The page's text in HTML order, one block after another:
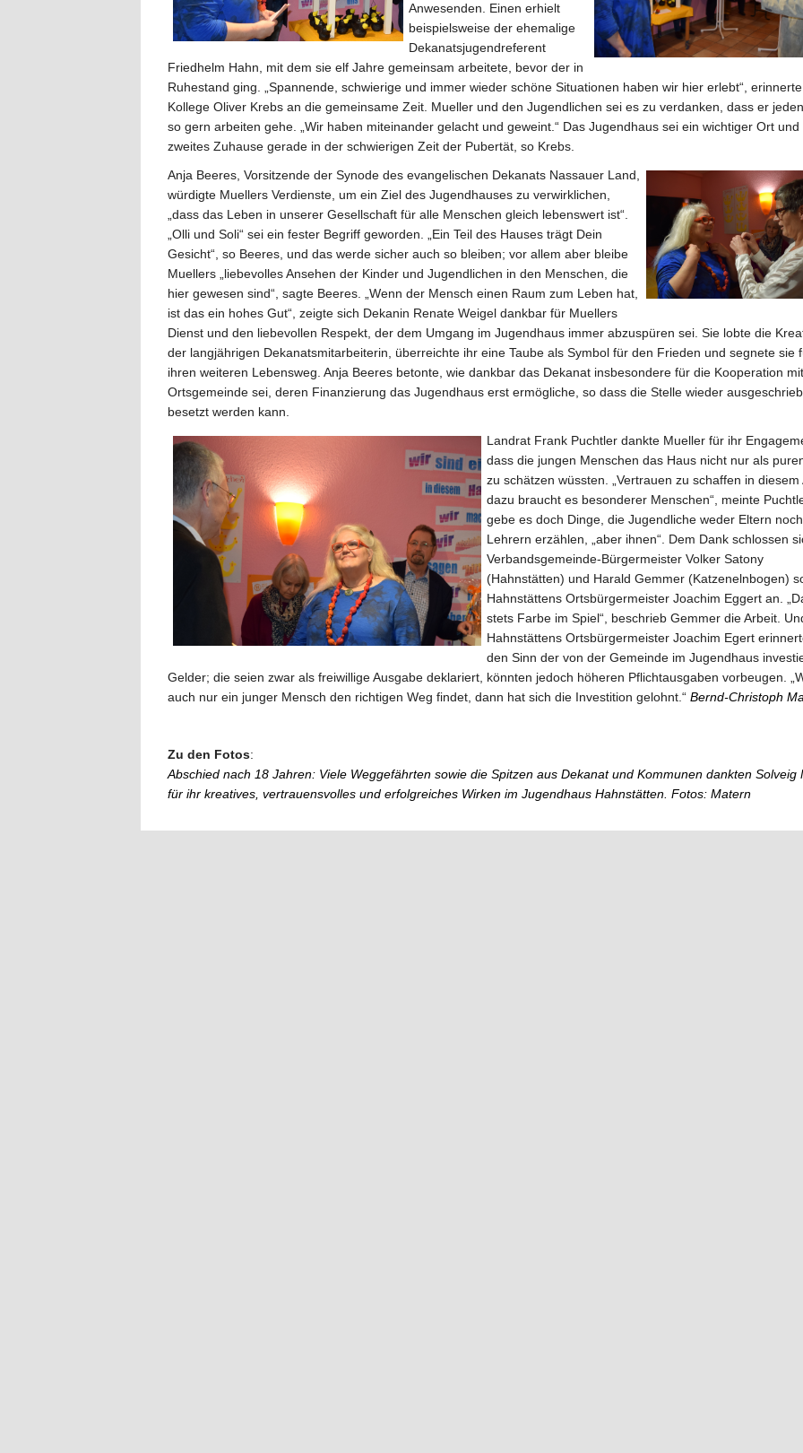
Anwesenden. Einen erhielt
beispielsweise der ehemalige
Dekanatsjugendreferent
Friedhelm Hahn, mit dem sie elf Jahre gemeinsam arbeitete, bevor der in
Ruhestand ging. „Spannende, schwierige und immer wieder schöne Situationen haben wir hier erlebt“,
Kollege Oliver Krebs an die gemeinsame Zeit. Mueller und den Jugendlichen sei es zu verdanken, dass er
so gern arbeiten gehe. „Wir haben miteinander gelacht und geweint.“ Das Jugendhaus sei ein wichtiger Ort und
zweites Zuhause gerade in der schwierigen Zeit der Pubertät, so Krebs.
Anja Beeres, Vorsitzende der Synode des evangelischen Dekanats Nassauer Land,
würdigte Muellers Verdienste, um ein Ziel des Jugendhauses zu verwirklichen,
„dass das Leben in unserer Gesellschaft für alle Menschen gleich lebenswert ist“.
„Olli und Soli“ sei ein fester Begriff geworden. „Ein Teil des Hauses trägt Dein
Gesicht“, so Beeres, und das werde sicher auch so bleiben; vor allem aber bleibe
Muellers „liebevolles Ansehen der Kinder und Jugendlichen in den Menschen, die
hier gewesen sind“, sagte Beeres. „Wenn der Mensch einen Raum zum Leben hat,
ist das ein hohes Gut“, zeigte sich Dekanin Renate Weigel dankbar für Muellers
Dienst und den liebevollen Respekt, der dem Umgang im Jugendhaus immer abzuspüren sei. Sie lobte die
der langjährigen Dekanatsmitarbeiterin, überreichte ihr eine Taube als Symbol für den Frieden und segnete sie
ihren weiteren Lebensweg. Anja Beeres betonte, wie dankbar das Dekanat insbesondere für die Kooperation
Ortsgemeinde sei, deren Finanzierung das Jugendhaus erst ermögliche, so dass die Stelle wieder
besetzt werden kann.
Landrat Frank Puchtler dankte Mueller für ihr
dass die jungen Menschen das Haus nicht nur als
zu schätzen wüssten. „Vertrauen zu schaffen in diesem
dazu braucht es besonderer Menschen“, meinte
gebe es doch Dinge, die Jugendliche weder Eltern noch
Lehrern erzählen, „aber ihnen“. Dem Dank schlossen
Verbandsgemeinde-Bürgermeister Volker Satony
(Hahnstätten) und Harald Gemmer (Katzenelnbogen)
Hahnstättens Ortsbürgermeister Joachim Eggert an.
stets Farbe im Spiel“, beschrieb Gemmer die Arbeit.
Hahnstättens Ortsbürgermeister Joachim Egert
den Sinn der von der Gemeinde im Jugendhaus
Gelder; die seien zwar als freiwillige Ausgabe deklariert, könnten jedoch höheren Pflichtausgaben vorbeugen.
auch nur ein junger Mensch den richtigen Weg findet, dann hat sich die Investition gelohnt.“ Bernd-Christoph
Zu den Fotos:
Abschied nach 18 Jahren: Viele Weggefährten sowie die Spitzen aus Dekanat und Kommunen dankten Solveig
für ihr kreatives, vertrauensvolles und erfolgreiches Wirken im Jugendhaus Hahnstätten. Fotos: Matern